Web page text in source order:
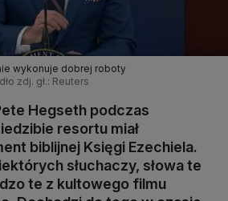
wykonuje dobrej roboty
zdj. gł.: Reuters
Hegseth podczas
resortu miał
biblijnej Księgi Ezechiela.
słuchaczy, słowa te
te z kultowego filmu